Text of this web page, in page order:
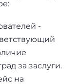
-
за заслуги.
на